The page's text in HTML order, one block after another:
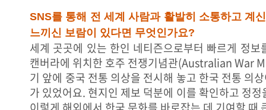
SNS를 통해 전 세계 사람과 활발히 소통하고 계
느끼신 보람이 있다면 무엇인가요?
세계 곳곳에 있는 한인 네티즌으로부터 빠르게 정보
캔버라에 위치한 호주 전쟁기념관(Australian War
기 앞에 중국 전통 의상을 전시해 놓고 한국 전통 의
가 있었어요. 현지인 제보 덕분에 이를 확인하고 정